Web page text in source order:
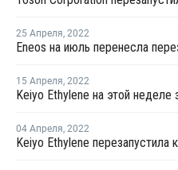
25 Апреля, 2022
15 Апреля, 2022
04 Апреля, 2022